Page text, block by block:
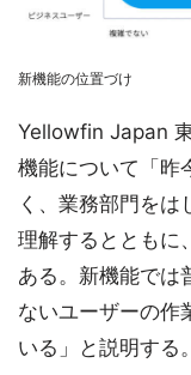
新機能の位置づけ
Yellowfin Japan
機能について「昨
く、業務部門をは
理解するとともに
ある。新機能では
ないユーザーの作
いる」と説明する。